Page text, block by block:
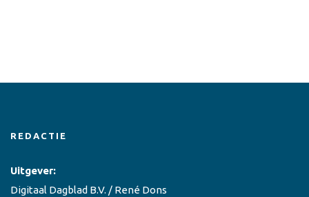
REDACTIE
Uitgever:
Digitaal Dagblad B.V. / René Dons